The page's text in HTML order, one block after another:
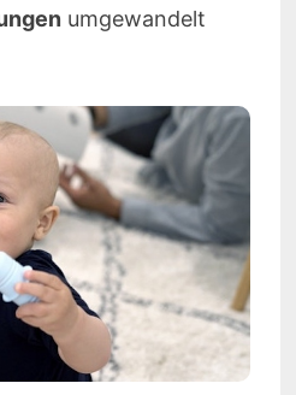
umgewandelt